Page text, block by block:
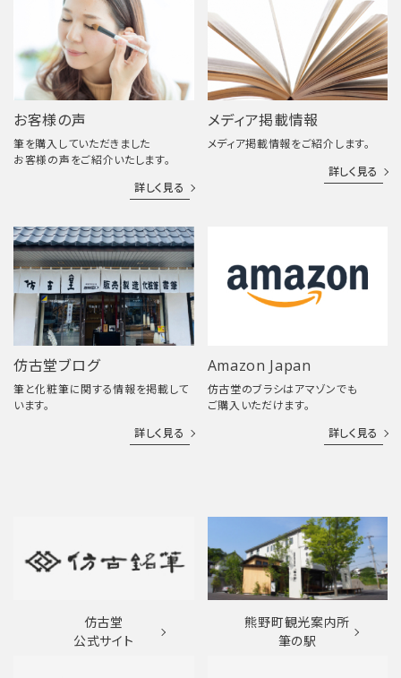
お客様の声
筆を購入していただきました
お客様の声をご紹介いたします。
詳しく見る
メディア掲載情報
メディア掲載情報をご紹介します。
詳しく見る
仿古堂ブログ
筆と化粧筆に関する情報を掲載して
います。
詳しく見る
Amazon Japan
仿古堂のブラシはアマゾンでも
ご購入いただけます。
詳しく見る
仿古堂
公式サイト
熊野町観光案内所
筆の駅